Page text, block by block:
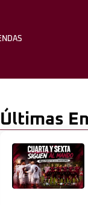
HINCHADA
Últimas